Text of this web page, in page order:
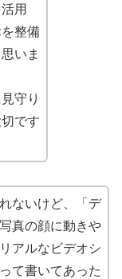
用
整備
いま
守り
です
ないけど、「デ
真の顔に動きや
アルなビデオシ
て書いてあった